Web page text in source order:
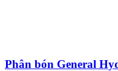
Phân bón General